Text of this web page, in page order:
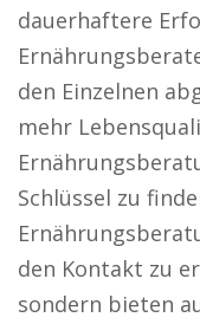
dauerhaftere
den Einzelnen
mehr
Schlüssel zu
den Kontakt zu
sondern bieten